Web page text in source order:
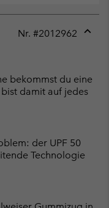
Nr. #2012962
bekommst du eine
damit auf jedes
der UPF 50
Technologie